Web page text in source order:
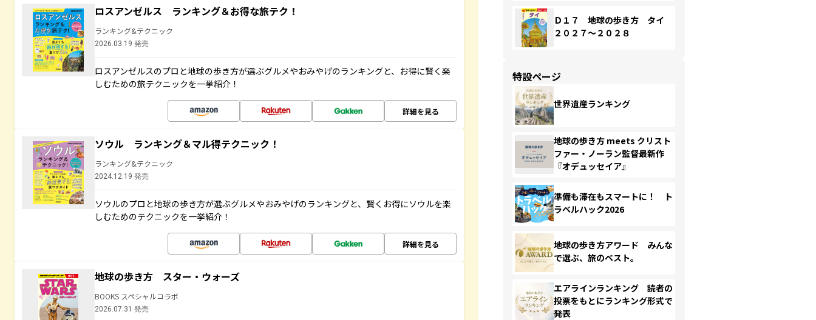
ロスアンゼルス ランキング＆お得な旅テク！
ランキング&テクニック
2026.03.19 発売
ロスアンゼルスのプロと地球の歩き方が選ぶグルメやおみやげのランキングと、お得に賢く楽
しむための旅テクニックを一挙紹介！
詳細を見る
ソウル ランキング＆マル得テクニック！
ランキング&テクニック
2024.12.19 発売
ソウルのプロと地球の歩き方が選ぶグルメやおみやげのランキングと、賢くお得にソウルを楽
しむためのテクニックを一挙紹介！
詳細を見る
地球の歩き方 スター・ウォーズ
BOOKS スペシャルコラボ
2026.07.31 発売
Ｄ１７ 地球の歩き方 タイ
２０２７～２０２８
特設ページ
世界遺産ランキング
地球の歩き方 meets クリスト
ファー・ノーラン監督最新作
『オデュッセイア』
準備も滞在もスマートに！ ト
ラベルハック2026
地球の歩き方アワード みんな
で選ぶ、旅のベスト。
エアラインランキング 読者の
投票をもとにランキング形式で
発表